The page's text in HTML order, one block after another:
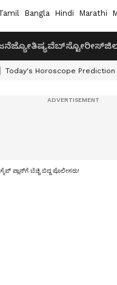
Bangla Hindi Marathi
ಜ್ಯೋತಿಷ್ಯವೆಬ್‌ಸ್ಟೋರೀಸ್
Today's Horoscope Prediction
ಪ್ಲಾನ್‌ಗೆ ಬೆಚ್ಚಿ ಬಿದ್ದ ಪೊಲೀಸರು!